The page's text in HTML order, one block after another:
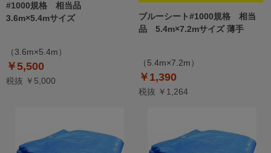
#1000規格 相当品
3.6m×5.4mサイズ
（3.6m×5.4m）
￥5,500
税抜 ￥5,000
ブルーシート#1000規格 相当
品 5.4m×7.2mサイズ 薄手
（5.4m×7.2m）
￥1,390
税抜 ￥1,264